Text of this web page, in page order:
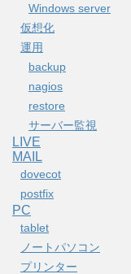
Windows server
仮想化
運用
backup
nagios
restore
サーバー監視
LIVE
MAIL
dovecot
postfix
PC
tablet
ノートパソコン
プリンター